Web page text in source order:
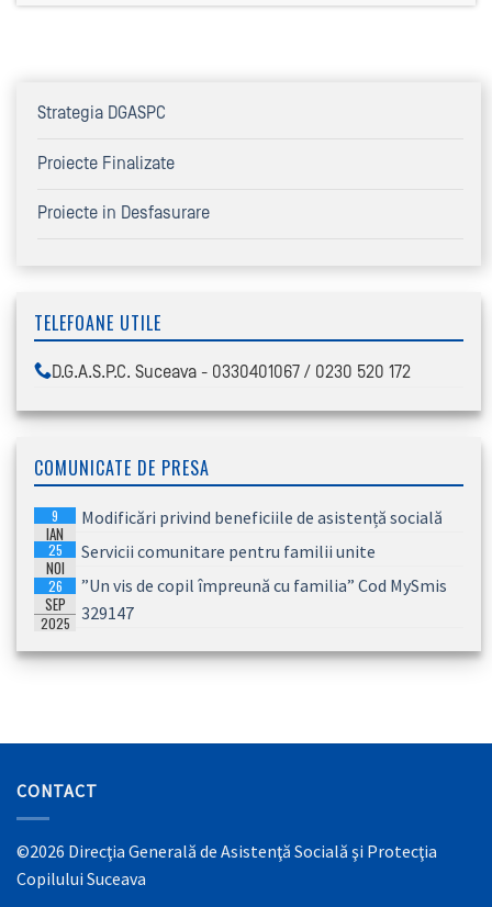
Strategia DGASPC
Proiecte Finalizate
Proiecte in Desfasurare
TELEFOANE UTILE
D.G.A.S.P.C. Suceava - 0330401067 / 0230 520 172
COMUNICATE DE PRESA
9
IAN
2026
Modificări privind beneficiile de asistență socială
25
NOI
2025
Servicii comunitare pentru familii unite
26
SEP
2025
”Un vis de copil împreună cu familia” Cod MySmis
329147
CONTACT
©2026 Direcţia Generală de Asistenţă Socială şi Protecţia
Copilului Suceava